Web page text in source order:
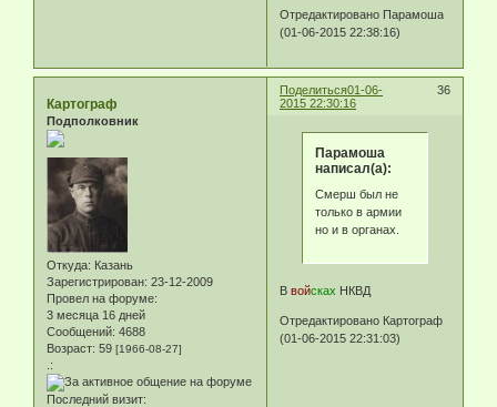
Отредактировано Парамоша
(01-06-2015 22:38:16)
Поделиться 36
01-06-
2015 22:30:16
Картограф
Подполковник
Откуда: Казань
Зарегистрирован: 23-12-2009
Провел на форуме:
3 месяца 16 дней
Сообщений: 4688
Возраст: 59 [1966-08-27]
.:
Последний визит:
Парамоша
написал(а):
Смерш был не
только в армии
но и в органах.
Ввойсках НКВД
Отредактировано Картограф
(01-06-2015 22:31:03)